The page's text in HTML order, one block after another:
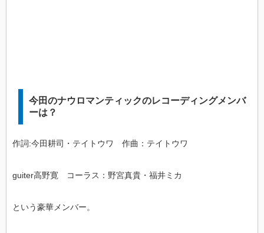
今田のナウロマンティックのレコーディングメンバ
ーは？
作詞:今田耕司・テイトウワ 作曲：テイトウワ
guiter高野寛 コーラス：野宮真貴・福井ミカ
という豪華メンバー。